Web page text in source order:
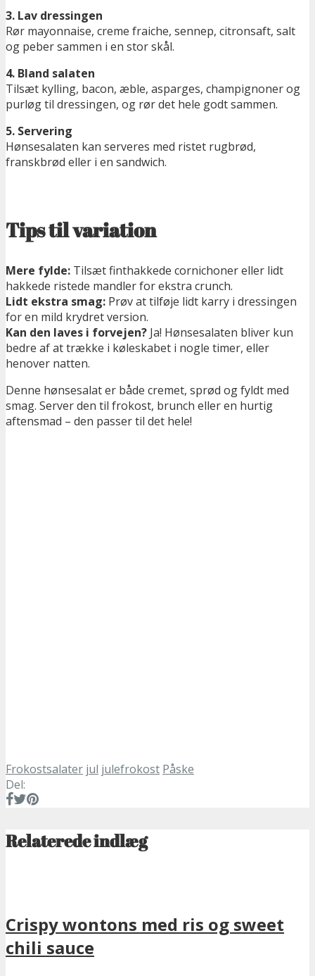
3. Lav dressingen
Rør mayonnaise, creme fraiche, sennep, citronsaft, salt
og peber sammen i en stor skål.
4. Bland salaten
Tilsæt kylling, bacon, æble, asparges, champignoner og
purløg til dressingen, og rør det hele godt sammen.
5. Servering
Hønsesalaten kan serveres med ristet rugbrød,
franskbrød eller i en sandwich.
Tips til variation
Mere fylde: Tilsæt finthakkede cornichoner eller lidt
hakkede ristede mandler for ekstra crunch.
Lidt ekstra smag: Prøv at tilføje lidt karry i dressingen
for en mild krydret version.
Kan den laves i forvejen? Ja! Hønsesalaten bliver kun
bedre af at trække i køleskabet i nogle timer, eller
henover natten.
Denne hønsesalat er både cremet, sprød og fyldt med
smag. Server den til frokost, brunch eller en hurtig
aftensmad – den passer til det hele!
Frokostsalater jul julefrokost Påske
Del:
Relaterede indlæg
Crispy wontons med ris og sweet
chili sauce